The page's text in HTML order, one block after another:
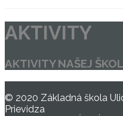
AKTIVITY
AKTIVITY NAŠEJ
© 2020 Základná škola
Prievidza